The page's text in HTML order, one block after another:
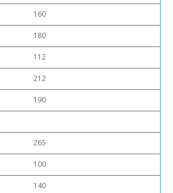
160
180
112
212
190
265
100
140